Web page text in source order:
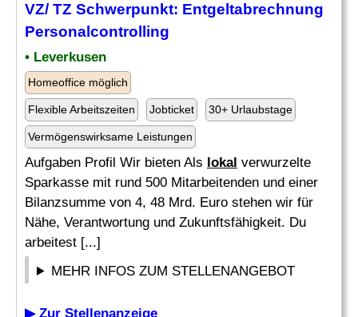
VZ/ TZ Schwerpunkt: Entgeltabrechnung
Personalcontrolling
• Leverkusen
Homeoffice möglich
Flexible Arbeitszeiten Jobticket 30+ Urlaubstage
Vermögenswirksame Leistungen
Aufgaben Profil Wir bieten Als lokal verwurzelte
Sparkasse mit rund 500 Mitarbeitenden und einer
Bilanzsumme von 4, 48 Mrd. Euro stehen wir für
Nähe, Verantwortung und Zukunftsfähigkeit. Du
arbeitest [...]
MEHR INFOS ZUM STELLENANGEBOT
▶ Zur Stellenanzeige